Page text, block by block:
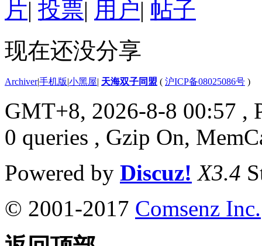
片| 投票| 用户| 帖子
现在还没分享
Archiver|手机版|小黑屋| 天海双子同盟 ( 沪ICP备08025086号 )
GMT+8, 2026-8-8 00:57 ,
0 queries , Gzip On,
Powered by Discuz! X3.4
© 2001-2017 Comsenz Inc.